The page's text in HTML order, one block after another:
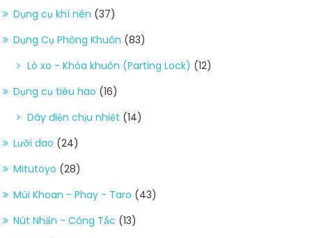
Dụng cụ khí nén (37)
Dụng Cụ Phòng Khuôn (83)
Lò xo - Khóa khuôn (Parting Lock) (12)
Dụng cụ tiêu hao (16)
Dây điện chịu nhiệt (14)
Lưỡi dao (24)
Mitutoyo (28)
Mũi Khoan - Phay - Taro (43)
Nút Nhấn - Công Tắc (13)